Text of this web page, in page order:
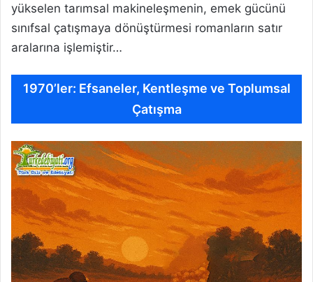
yükselen tarımsal makineleşmenin, emek gücünü
sınıfsal çatışmaya dönüştürmesi romanların satır
aralarına işlemiştir…
1970’ler: Efsaneler, Kentleşme ve Toplumsal
Çatışma